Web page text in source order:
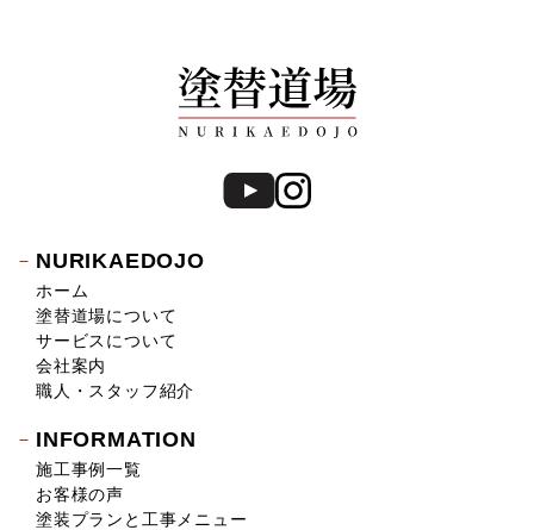
NURIKAEDOJO
ホーム
塗替道場について
サービスについて
会社案内
職人・スタッフ紹介
INFORMATION
施工事例一覧
お客様の声
塗装プランと工事メニュー